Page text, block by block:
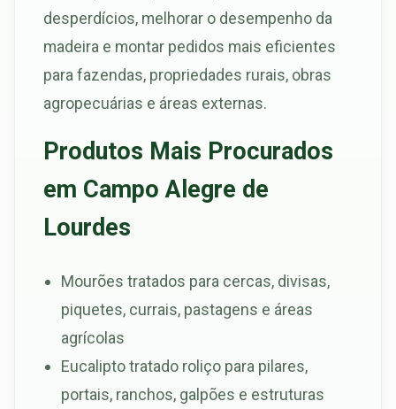
desperdícios, melhorar o desempenho da
madeira e montar pedidos mais eficientes
para fazendas, propriedades rurais, obras
agropecuárias e áreas externas.
Produtos Mais Procurados
em Campo Alegre de
Lourdes
Mourões tratados para cercas, divisas,
piquetes, currais, pastagens e áreas
agrícolas
Eucalipto tratado roliço para pilares,
portais, ranchos, galpões e estruturas